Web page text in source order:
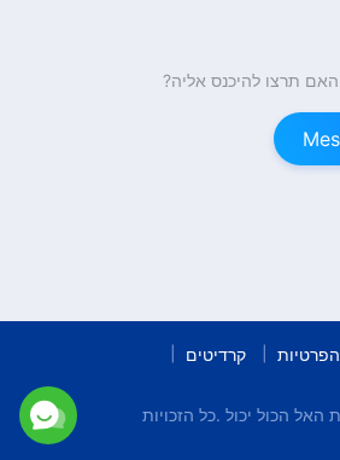
תרצו להיכנס אליה?
הפרטיות
קרדיטים
האל הכול יכול .כל הזכויות